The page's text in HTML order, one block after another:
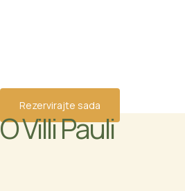
Rezervirajte sada
O Villi Pauli